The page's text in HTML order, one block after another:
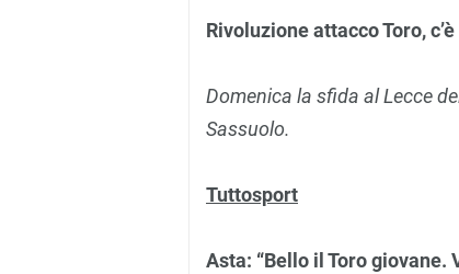
Rivoluzione attacco Toro,
Domenica la sfida al Lecce
Sassuolo.
Tuttosport
Asta: “Bello il Toro giovane.